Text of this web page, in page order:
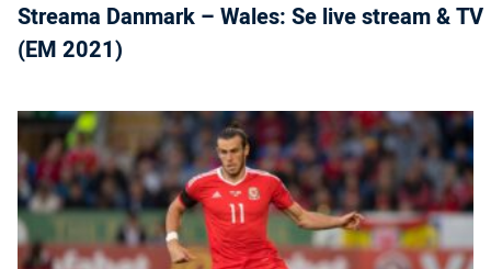
Streama Danmark – Wales: Se live stream & TV
(EM 2021)